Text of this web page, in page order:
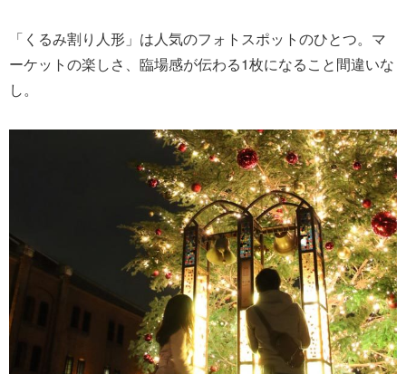
「くるみ割り人形」は人気のフォトスポットのひとつ。マ
ーケットの楽しさ、臨場感が伝わる1枚になること間違いな
し。